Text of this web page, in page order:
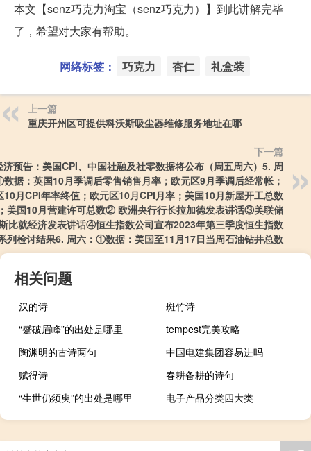
本文【senz巧克力淘宝（senz巧克力）】到此讲解完毕
了，希望对大家有帮助。
网络标签： 巧克力 杏仁 礼盒装
上一篇
重庆开州区可提供科沃斯吸尘器维修服务地址在哪
下一篇
济预告：美国CPI、中国社融及社零数据将公布（周五周六）5. 周
据：英国10月季调后零售销售月率；欧元区9月季调后经常帐；
10月CPI年率终值；欧元区10月CPI月率；美国10月新屋开工总数
美国10月营建许可总数② 欧洲央行行长拉加德发表讲话③美联储
比就经济发表讲话④恒生指数公司宣布2023年第三季度恒生指数
列检讨结果6. 周六：①数据：美国至11月17日当周石油钻井总数
相关问题
汉的诗
斑竹诗
“蹙破眉峰”的出处是哪里
tempest完美攻略
陶渊明的古诗两句
中国电建集团容易进吗
赋得诗
春耕备耕的诗句
“生世仍须臾”的出处是哪里
电子产品分类四大类